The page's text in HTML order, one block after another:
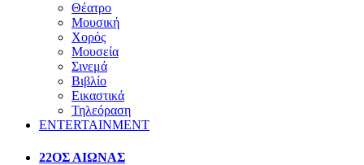
Θέατρο
Μουσική
Χορός
Μουσεία
Σινεμά
Βιβλίο
Εικαστικά
Τηλεόραση
ENTERTAINMENT
22ΟΣ ΑΙΩΝΑΣ